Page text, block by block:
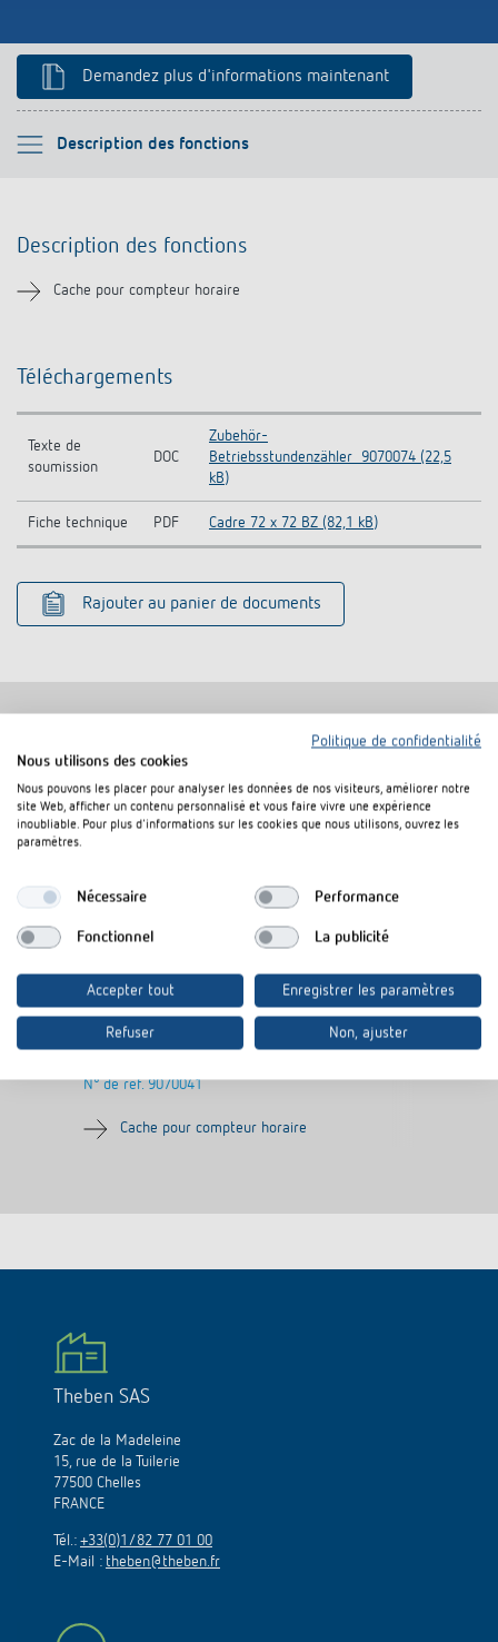
Application de Theben
Demandez plus d'informations maintenant
Description des fonctions
Veuillez sélectionner
Téléchargements
Description des fonctions
Cache pour compteur horaire
Téléchargements
Texte de
soumission
DOC
Zubehör-
Betriebsstundenzähler_9070074 (22,5
kB)
Fiche technique PDF Cadre 72 x 72 BZ (82,1 kB)
Rajouter au panier de documents
Produits similaires
N° de réf. 9070041
Cache pour compteur horaire
Theben SAS
Zac de la Madeleine
15, rue de la Tuilerie
77500 Chelles
FRANCE
Tél.: +33(0)1/82 77 01 00
E-Mail : theben@theben.fr
Politique de confidentialité
Nous utilisons des cookies
Nous pouvons les placer pour analyser les données de nos visiteurs, améliorer notre
site Web, afficher un contenu personnalisé et vous faire vivre une expérience
inoubliable. Pour plus d'informations sur les cookies que nous utilisons, ouvrez les
paramètres.
Nécessaire Performance
Fonctionnel La publicité
Accepter tout Enregistrer les paramètres
Refuser Non, ajuster